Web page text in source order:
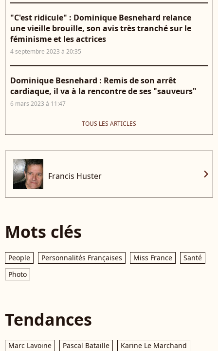
"C'est ridicule" : Dominique Besnehard relance
une vieille brouille, son avis très tranché sur le
féminisme et les actrices
4 septembre 2023 à 20:35
Dominique Besnehard : Remis de son arrêt
cardiaque, il va à la rencontre de ses "sauveurs"
6 mars 2023 à 11:47
TOUS LES ARTICLES
Francis Huster chevron_right
Mots clés
People Personnalités Françaises Miss France
Santé
Photo
Tendances
Marc Lavoine Pascal Bataille
Karine Le Marchand